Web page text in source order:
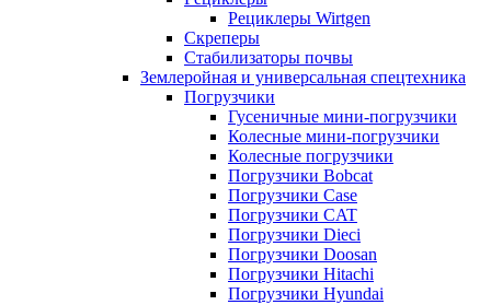
Рециклеры Wirtgen
Скреперы
Стабилизаторы почвы
Землеройная и универсальная спецтехника
Погрузчики
Гусеничные мини-погрузчики
Колесные мини-погрузчики
Колесные погрузчики
Погрузчики Bobcat
Погрузчики Case
Погрузчики CAT
Погрузчики Dieci
Погрузчики Doosan
Погрузчики Hitachi
Погрузчики Hyundai